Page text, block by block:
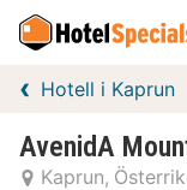
Hotell i Kaprun
AvenidA
Kaprun